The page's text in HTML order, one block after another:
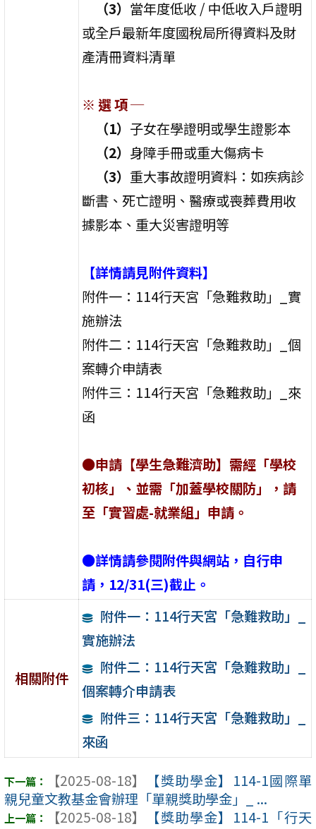
（3） 當年度低收 / 中低收入戶證明
或全戶最新年度國稅局所得資料及財
產清冊資料清單
※ 選 項 ─
（1） 子女在學證明或學生證影本
（2） 身障手冊或重大傷病卡
（3） 重大事故證明資料：如疾病診
斷書、死亡證明、醫療或喪葬費用收
據影本、重大災害證明等
【詳情請見附件資料】
附件一：114行天宮「急難救助」_實
施辦法
附件二：114行天宮「急難救助」_個
案轉介申請表
附件三：114行天宮「急難救助」_來
函
●申請【學生急難濟助】需經「學校
初核」、並需「加蓋學校關防」，請
至「實習處-就業組」申請。
●詳情請參閱附件與網站，自行申
請，12/31(三)截止。
相關附件
附件一：114行天宮「急難救助」_
實施辦法
附件二：114行天宮「急難救助」_
個案轉介申請表
附件三：114行天宮「急難救助」_
來函
【2025-08-18】
【獎助學金】114-1國際單
親兒童文教基金會辦理「單親獎助學金」_ ...
【2025-08-18】
【獎助學金】114-1「行天